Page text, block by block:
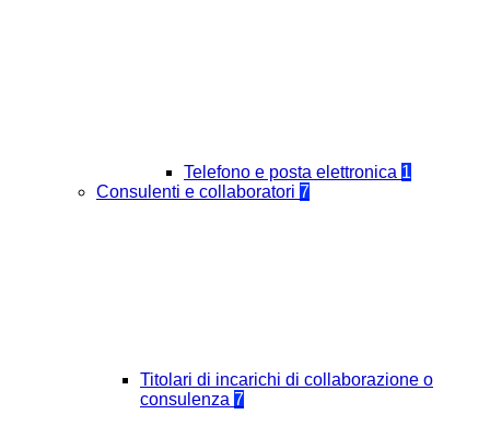
Telefono e posta elettronica 1
Consulenti e collaboratori 7
Titolari di incarichi di collaborazione o
consulenza 7